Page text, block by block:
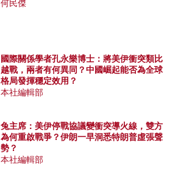
何民傑
國際關係學者孔永樂博士：將美伊衝突類比
越戰，兩者有何異同？中國崛起能否為全球
格局發揮穩定效用？
本社編輯部
兔主席：美伊停戰協議變衝突導火線，雙方
為何重啟戰爭？伊朗一早洞悉特朗普虛張聲
勢？
本社編輯部